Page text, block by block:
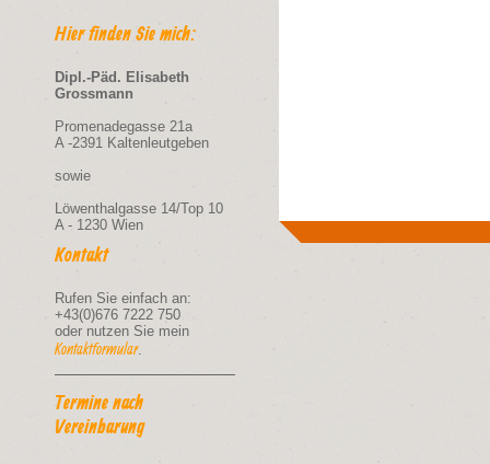
Hier finden Sie mich:
Dipl.-Päd. Elisabeth
Grossmann
Promenadegasse 21a
A -2391 Kaltenleutgeben
sowie
Löwenthalgasse 14/Top 10
A - 1230 Wien
Kontakt
Rufen Sie einfach an:
+43(0)676 7222 750
oder nutzen Sie mein
Kontaktformular.
Termine nach
Vereinbarung